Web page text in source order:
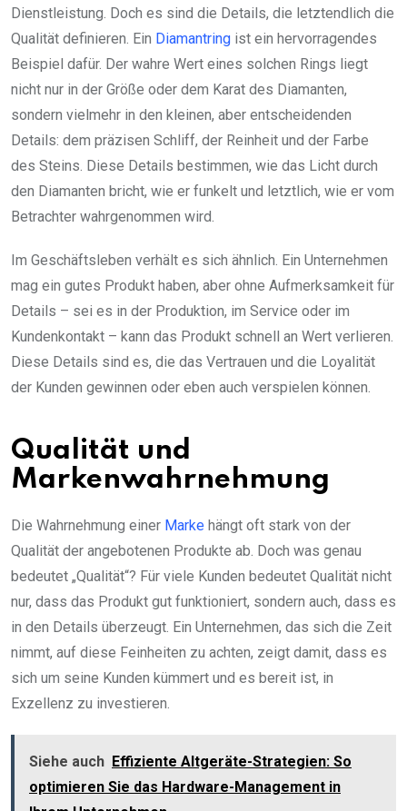
Dienstleistung. Doch es sind die Details, die letztendlich die
Qualität definieren. Ein Diamantring ist ein hervorragendes
Beispiel dafür. Der wahre Wert eines solchen Rings liegt
nicht nur in der Größe oder dem Karat des Diamanten,
sondern vielmehr in den kleinen, aber entscheidenden
Details: dem präzisen Schliff, der Reinheit und der Farbe
des Steins. Diese Details bestimmen, wie das Licht durch
den Diamanten bricht, wie er funkelt und letztlich, wie er vom
Betrachter wahrgenommen wird.
Im Geschäftsleben verhält es sich ähnlich. Ein Unternehmen
mag ein gutes Produkt haben, aber ohne Aufmerksamkeit für
Details – sei es in der Produktion, im Service oder im
Kundenkontakt – kann das Produkt schnell an Wert verlieren.
Diese Details sind es, die das Vertrauen und die Loyalität
der Kunden gewinnen oder eben auch verspielen können.
Qualität und
Markenwahrnehmung
Die Wahrnehmung einer Marke hängt oft stark von der
Qualität der angebotenen Produkte ab. Doch was genau
bedeutet „Qualität“? Für viele Kunden bedeutet Qualität nicht
nur, dass das Produkt gut funktioniert, sondern auch, dass es
in den Details überzeugt. Ein Unternehmen, das sich die Zeit
nimmt, auf diese Feinheiten zu achten, zeigt damit, dass es
sich um seine Kunden kümmert und es bereit ist, in
Exzellenz zu investieren.
Siehe auch Effiziente Altgeräte-Strategien: So
optimieren Sie das Hardware-Management in